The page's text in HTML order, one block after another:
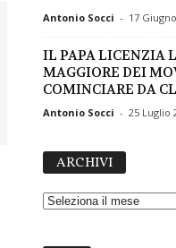
Antonio Socci - 17
IL PAPA LICENZIA
MAGGIORE DEI
COMINCIARE DA
Antonio Socci - 25 Luglio
ARCHIVI
H